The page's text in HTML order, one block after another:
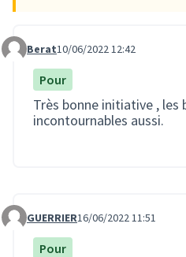
Commentaire 1310
Berat10/06/2022 12:42
Pour
Très bonne initiative , les
incontournables aussi.
Commentaire 1473
GUERRIER16/06/2022 11:51
Pour